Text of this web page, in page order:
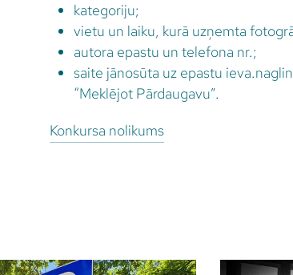
kategoriju;
vietu un laiku, kurā uzņemta
autora epastu un telefona nr.;
saite jānosūta uz epastu
“Meklējot Pārdaugavu”.
Konkursa nolikums